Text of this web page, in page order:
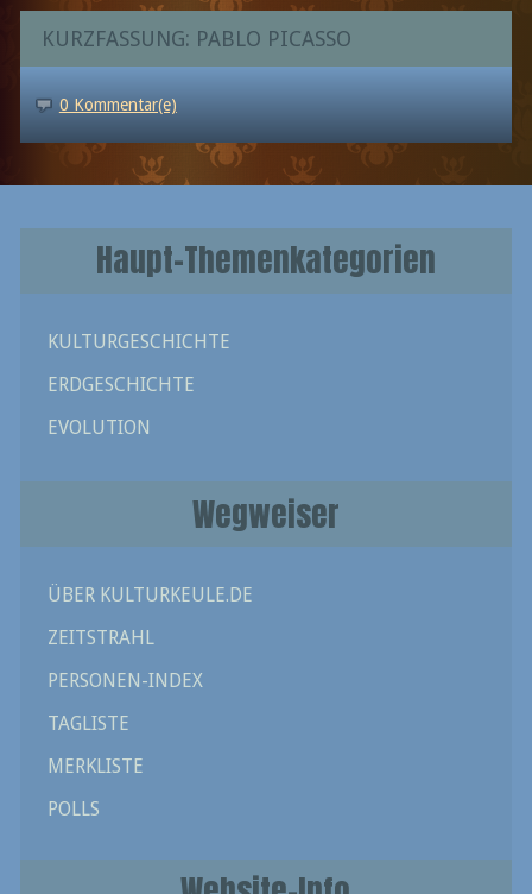
KURZFASSUNG: PABLO PICASSO
0 Kommentar(e)
Haupt-Themenkategorien
KULTURGESCHICHTE
ERDGESCHICHTE
EVOLUTION
Wegweiser
ÜBER KULTURKEULE.DE
ZEITSTRAHL
PERSONEN-INDEX
TAGLISTE
MERKLISTE
POLLS